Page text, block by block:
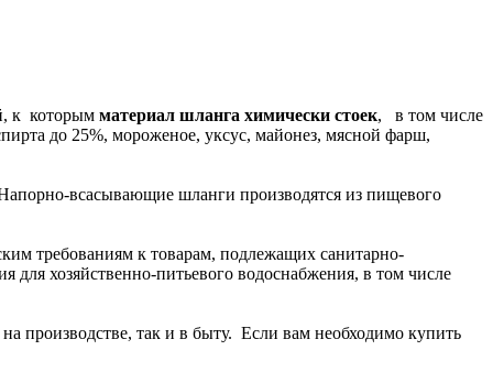
к которым материал шланга химически стоек, в том числе
до 25%, мороженое, уксус, майонез, мясной фарш,
всасывающие шланги производятся из пищевого
требованиям к товарам, подлежащих санитарно-
для хозяйственно-питьевого водоснабжения, в том числе
производстве, так и в быту. Если вам необходимо купить